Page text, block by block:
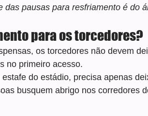
das pausas para resfriamento é do
para os torcedores?
os torcedores não devem
no primeiro acesso.
do estádio, precisa apenas
busquem abrigo nos corredores